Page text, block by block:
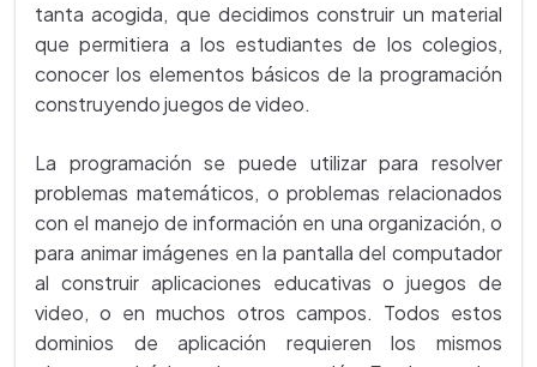
tanta acogida, que decidimos construir un material
que permitiera a los estudiantes de los colegios,
conocer los elementos básicos de la programación
construyendo juegos de video.
La programación se puede utilizar para resolver
problemas matemáticos, o problemas relacionados
con el manejo de información en una organización, o
para animar imágenes en la pantalla del computador
al construir aplicaciones educativas o juegos de
video, o en muchos otros campos. Todos estos
dominios de aplicación requieren los mismos